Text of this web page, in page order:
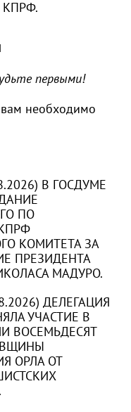
КПРФ.
первыми!
вам необходимо
В ГОСДУМЕ
ПО
КОМИТЕТА ЗА
ПРЕЗИДЕНТА
МАДУРО.
ДЕЛЕГАЦИЯ
УЧАСТИЕ В
ВОСЕМЬДЕСЯТ
ОРЛА ОТ